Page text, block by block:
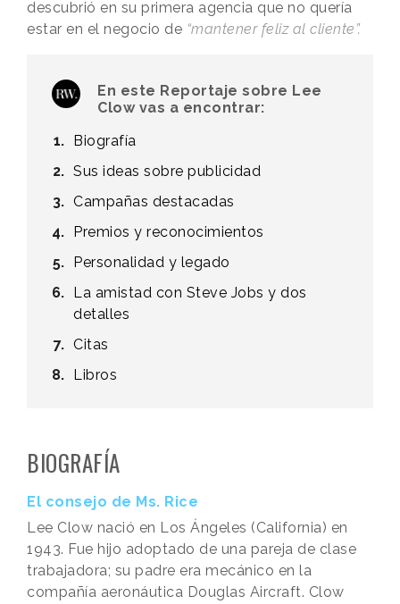
descubrió en su primera agencia que no quería
estar en el negocio de “mantener feliz al cliente”.
En este Reportaje sobre Lee
Clow vas a encontrar:
Biografía
Sus ideas sobre publicidad
Campañas destacadas
Premios y reconocimientos
Personalidad y legado
La amistad con Steve Jobs y dos
detalles
Citas
Libros
BIOGRAFÍA
El consejo de Ms. Rice
Lee Clow nació en Los Ángeles (California) en
1943. Fue hijo adoptado de una pareja de clase
trabajadora; su padre era mecánico en la
compañía aeronáutica Douglas Aircraft. Clow